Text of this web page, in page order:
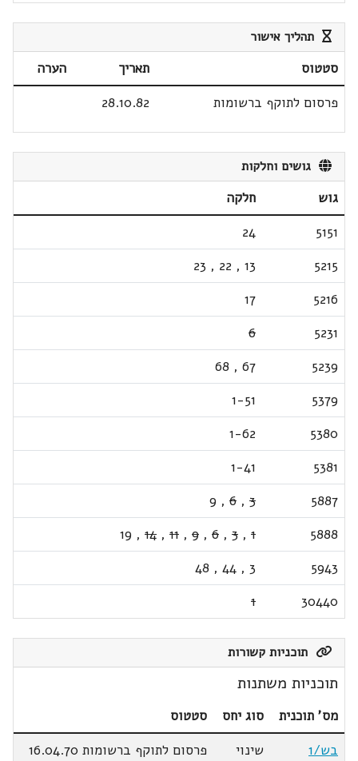
תהליך אישור
סטטוס תאריך
הערה
פרסום לתוקף ברשומות
28.10.82
גושים וחלקות
גוש
חלקה
5151
24
5215
13
,
22
,
23
5216
17
5231
6
5239
67
,
68
5379
1-51
5380
1-62
5381
1-41
5887
3
,
6
,
9
5888
1
,
3
,
6
,
9
,
11
,
14
,
19
5943
3
,
44
,
48
30440
1
תוכניות קשורות
תוכניות משתנות
מס' תוכנית סוג יחס
סטטוס
בש/1
שינוי פרסום לתוקף ברשומות 16.04.70